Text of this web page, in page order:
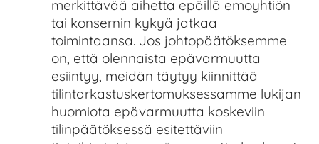
merkittävää aihetta epäillä emoyhtiön
tai konsernin kykyä jatkaa
toimintaansa. Jos johtopäätöksemme
on, että olennaista epävarmuutta
esiintyy, meidän täytyy kiinnittää
tilintarkastuskertomuksessamme lukijan
huomiota epävarmuutta koskeviin
tilinpäätöksessä esitettäviin